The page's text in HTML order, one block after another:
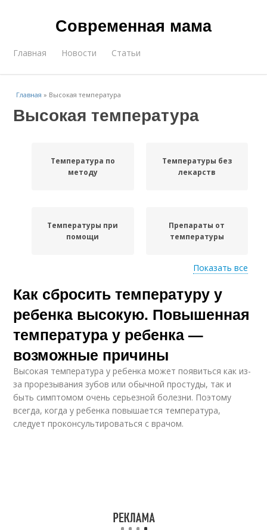
Современная мама
Главная Новости Статьи
Главная » Высокая температура
Высокая температура
Температура по
методу
Температуры без
лекарств
Температуры при
помощи
Препараты от
температуры
Температура при
ангине
Повышенная
температура
Температура в
домашних условиях
Таблетки от
температуры
Уксус при
температуре
Показать все
Как сбросить температуру у
ребенка высокую. Повышенная
температура у ребенка —
возможные причины
Высокая температура у ребенка может появиться как из-
за прорезывания зубов или обычной простуды, так и
быть симптомом очень серьезной болезни. Поэтому
всегда, когда у ребенка повышается температура,
следует проконсультироваться с врачом.